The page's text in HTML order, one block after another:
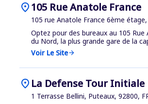
location_on105 Rue Anatole France
105 rue Anatole France 6ème
Optez pour des bureaux au 105
du Nord, la plus grande gare de la
Voir Le Sitearrow_forward
location_on La Defense Tour Initiale
1 Terrasse Bellini, Puteaux, 92800,